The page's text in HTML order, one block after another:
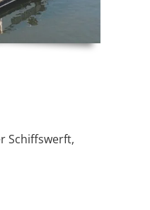
Schiffswerft,